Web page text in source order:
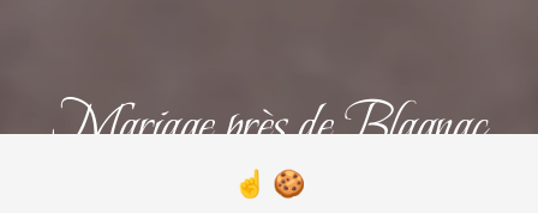
Mariage près de Blagnac
MARIAGE